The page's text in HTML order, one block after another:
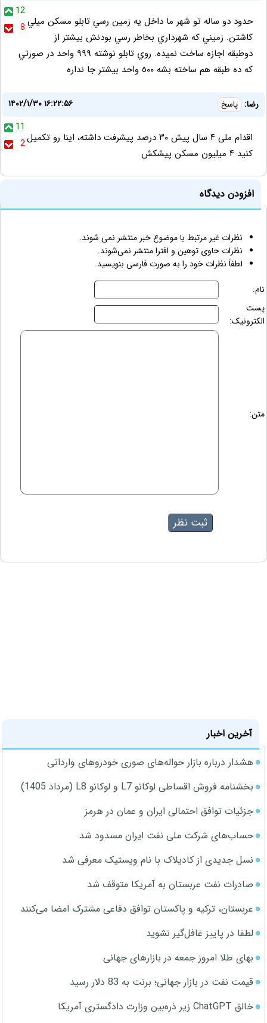
12
8 حدود دو ساله تو شهر ما داخل يه زمين رسي تابلو مسكن ميلي
كاشتن. زميني كه شهرداري بخاطر رسي بودنش بيشتر از
دوطبقه اجازه ساخت نميده. روي تابلو نوشته ٩٩٩ واحد در صورتي
كه ده طبقه هم ساخته بشه ٥٠٠ واحد بيشتر جا نداره
رضا: پاسخ
۱۴۰۲/۱/۳۰ ۱۶:۲۲:۵۶
11
2اقدام ملی ۴ سال پیش ۳۰ درصد پیشرفت داشته، اینا رو تکمیل
کنید ۴ میلیون مسکن پیشکش
افزودن دیدگاه
نظرات غیر مرتبط با موضوع خبر منتشر نمی شوند.
نظرات حاوی توهین و افترا منتشر نمی‌شوند.
لطفاً نظرات خود را به صورت فارسی بنویسید.
نام:
پست
الکترونیک:
متن:
آخرین اخبار
هشدار درباره بازار حواله‌های صوری خودروهای وارداتی
بخشنامه فروش اقساطی لوکانو L7 و لوکانو L8 (مرداد 1405)
جزئیات توافق احتمالی ایران و عمان در هرمز
حساب‌های شرکت ملی نفت ایران مسدود شد
نسل جدیدی از کادیلاک با نام ویستیک معرفی شد
صادرات نفت عربستان به آمریکا متوقف شد
عربستان، ترکیه و پاکستان توافق دفاعی مشترک امضا می‌کنند
لطفا در پاییز غافل‌گیر نشوید
بهای طلا امروز جمعه در بازارهای جهانی
قیمت نفت در بازار جهانی؛ برنت به 83 دلار رسید
خالق ChatGPT زیر ذره‌بین وزارت دادگستری آمریکا